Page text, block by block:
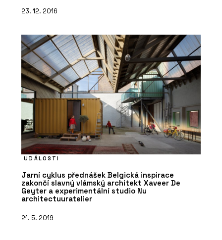
23. 12. 2016
UDÁLOSTI
Jarní cyklus přednášek Belgická inspirace
zakončí slavný vlámský architekt Xaveer De
Geyter a experimentální studio Nu
architectuuratelier
21. 5. 2019